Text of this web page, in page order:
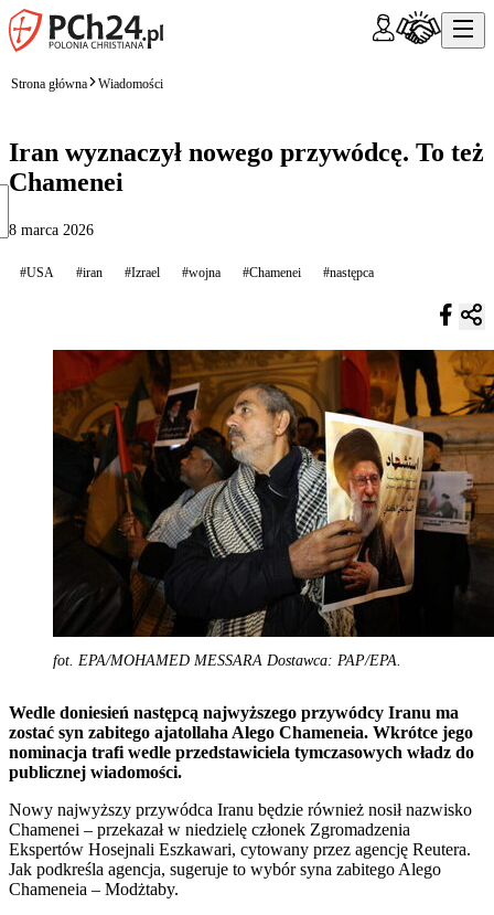
Strona główna Wiadomości
Iran wyznaczył nowego przywódcę. To też
Chamenei
8 marca 2026
#USA #iran #Izrael #wojna #Chamenei #następca
fot. EPA/MOHAMED MESSARA Dostawca: PAP/EPA.
Wedle doniesień następcą najwyższego przywódcy Iranu ma
zostać syn zabitego ajatollaha Alego Chameneia. Wkrótce jego
nominacja trafi wedle przedstawiciela tymczasowych władz do
publicznej wiadomości.
Nowy najwyższy przywódca Iranu będzie również nosił nazwisko
Chamenei – przekazał w niedzielę członek Zgromadzenia
Ekspertów Hosejnali Eszkawari, cytowany przez agencję Reutera.
Jak podkreśla agencja, sugeruje to wybór syna zabitego Alego
Chameneia – Modżtaby.